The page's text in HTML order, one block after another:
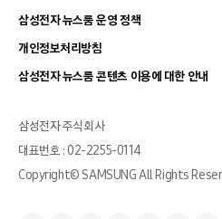
삼성전자 뉴스룸 운영 정책
개인정보처리방침
삼성전자 뉴스룸 콘텐츠 이용에 대한 안내
삼성전자 주식회사
대표번호 : 02-2255-0114
Copyright© SAMSUNG All Rights